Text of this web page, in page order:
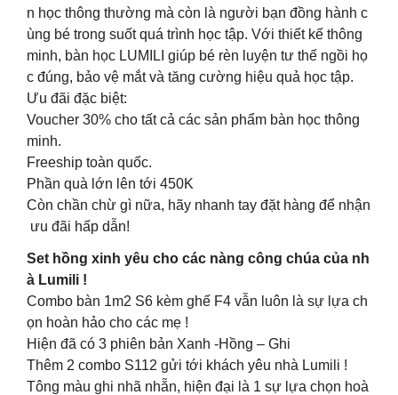
n học thông thường mà còn là người bạn đồng hành c
ùng bé trong suốt quá trình học tập. Với thiết kế thông
minh, bàn học LUMILI giúp bé rèn luyện tư thế ngồi họ
c đúng, bảo vệ mắt và tăng cường hiệu quả học tập.
Ưu đãi đặc biệt:
Voucher 30% cho tất cả các sản phẩm bàn học thông
minh.
Freeship toàn quốc.
Phần quà lớn lên tới 450K
Còn chần chừ gì nữa, hãy nhanh tay đặt hàng để nhận
ưu đãi hấp dẫn!
Set hồng xinh yêu cho các nàng công chúa của nh
à Lumili !
Combo bàn 1m2 S6 kèm ghế F4 vẫn luôn là sự lựa ch
ọn hoàn hảo cho các mẹ !
Hiện đã có 3 phiên bản Xanh -Hồng – Ghi
Thêm 2 combo S112 gửi tới khách yêu nhà Lumili !
Tông màu ghi nhã nhẵn, hiện đại là 1 sự lựa chọn hoà